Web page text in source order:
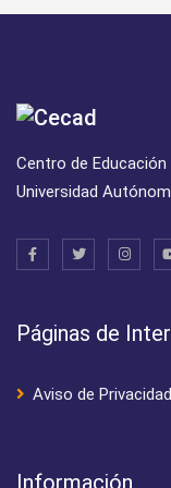
Centro de
Universidad
Páginas de
Aviso de Privacidad
Información